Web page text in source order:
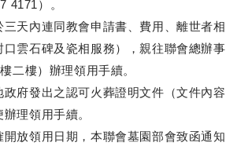
4171）。
天內連同教會申請書、費用、離世者
雲石碑及瓷相服務），親往聯會總辦
二樓）辦理領用手續。
府發出之認可火葬證明文件（文件內
理領用手續。
放領用日期，本聯會墓園部會致函通